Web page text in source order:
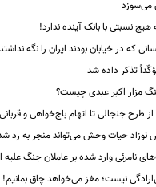
می‌سوزد
نسبتی با بانک آینده ندارد!
که در خیابان بودند ایران را نگه
تذکر داده شد
مزار اکبر عبدی چیست؟
از طرح جنجالی تا اتهام باج‌خواهی و
نوزاد حیات وحش می‌تواند منجر به رد
نامرئی وارد شده بر عاملان جنگ علیه
نیست؛ مغز می‌خواهد چاق بمانیم!